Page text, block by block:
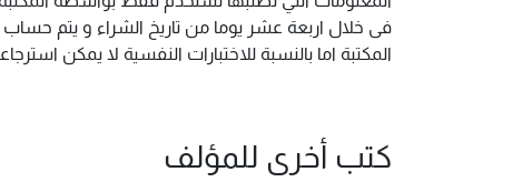
فى خلال اربعة عشر يوما من تاريخ الشراء و يتم
المكتبة اما بالنسبة للاختبارات النفسية لا يمكن
كتب أخرى للمؤلف